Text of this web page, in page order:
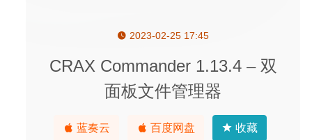
2023-02-25 17:45
CRAX Commander 1.13.4 – 双
面板文件管理器
蓝奏云 百度网盘 收藏
自动切换输入法 1.4.4 RL for Mac中文版-为应用分配不同的
MP3 Gain 5.3.0 中文版-MP3音量增大软件 2022-05-17
RSS Menu 3.3.1 – 简单方便的RSS阅读器 2022-09-29
4K Stogram 3.0.1.3150 – 好用的Instagram视频下载工具
2020-05-09